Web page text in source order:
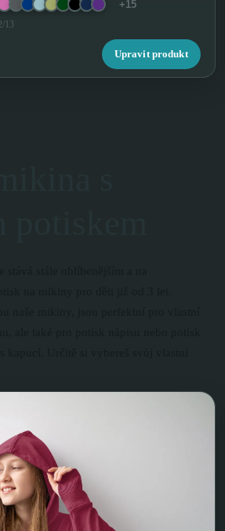
+15
13
Upravit produkt